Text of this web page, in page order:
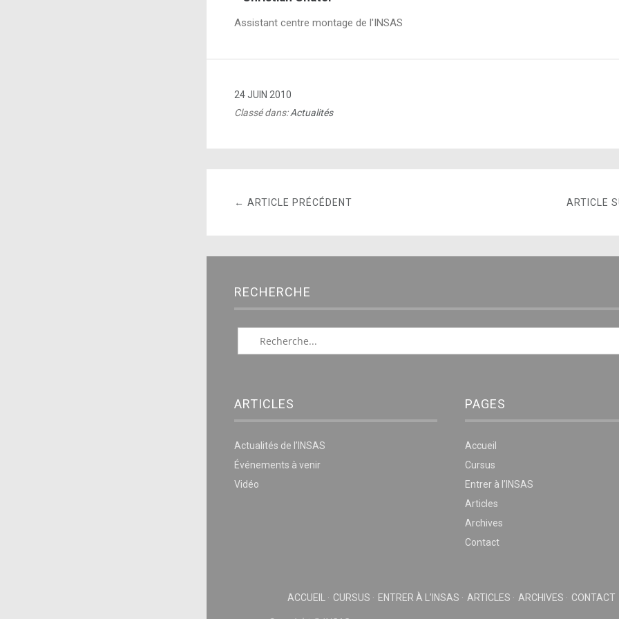
Assistant centre montage de l'INSAS
24 JUIN 2010
Classé dans:Actualités
ARTICLE
← ARTICLE PRÉCÉDENT
RECHERCHE
ARTICLES
Actualités de l’INSAS
Événements à venir
Vidéo
PAGES
Accueil
Cursus
Entrer à l’INSAS
Articles
Archives
Contact
ACCUEIL CURSUS ENTRER À L’INSAS ARTICLES ARCHIVES CONTACT